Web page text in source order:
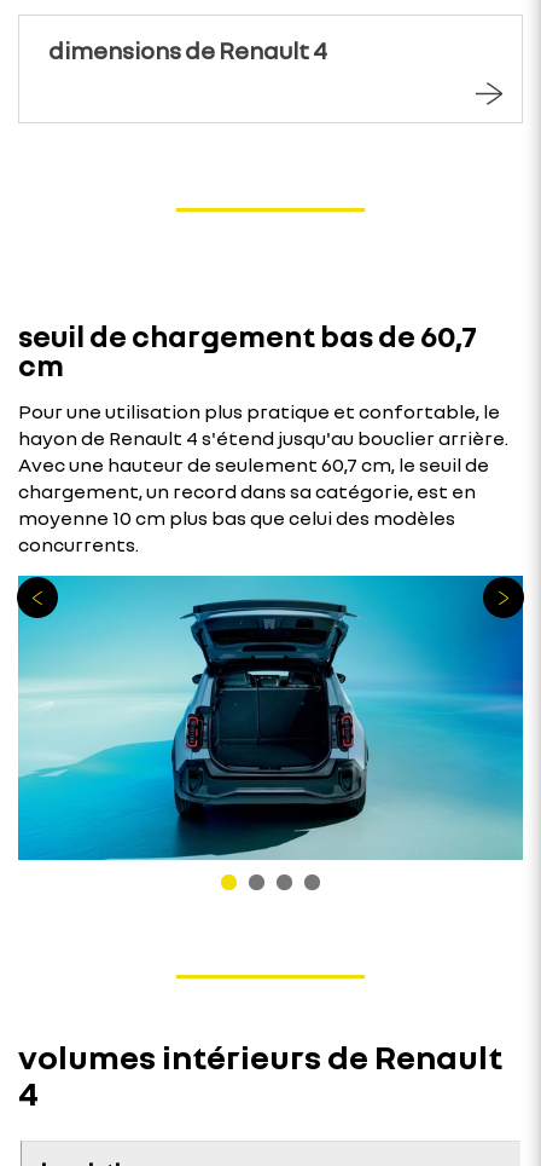
dimensions de Renault 4
seuil de chargement bas de 60,7
cm
Pour une utilisation plus pratique et confortable, le
hayon de Renault 4 s'étend jusqu'au bouclier arrière.
Avec une hauteur de seulement 60,7 cm, le seuil de
chargement, un record dans sa catégorie, est en
moyenne 10 cm plus bas que celui des modèles
concurrents.
volumes intérieurs de Renault
4